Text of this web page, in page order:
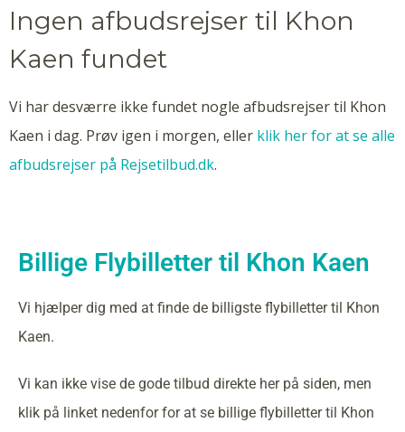
Ingen afbudsrejser til Khon
Kaen fundet
Vi har desværre ikke fundet nogle afbudsrejser til Khon
Kaen i dag. Prøv igen i morgen, eller klik her for at se alle
afbudsrejser på Rejsetilbud.dk.
Billige Flybilletter til Khon Kaen
Vi hjælper dig med at finde de billigste flybilletter til Khon
Kaen.
Vi kan ikke vise de gode tilbud direkte her på siden, men
klik på linket nedenfor for at se billige flybilletter til Khon